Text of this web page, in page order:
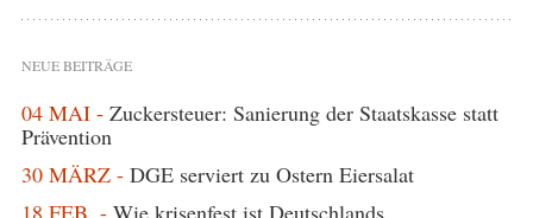
NEUE BEITRÄGE
04 MAI - Zuckersteuer: Sanierung der Staatskasse statt
Prävention
30 MÄRZ - DGE serviert zu Ostern Eiersalat
18 FEB. - Wie krisenfest ist Deutschlands